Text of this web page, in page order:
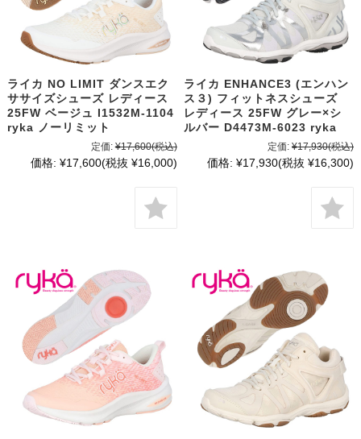
ライカ NO LIMIT ダンスエク
ササイズシューズ レディース
25FW ベージュ I1532M-1104
ryka ノーリミット
定価: ¥17,600(税込)
価格: ¥17,600(税抜 ¥16,000)
ライカ ENHANCE3 (エンハン
ス３) フィットネスシューズ
レディース 25FW グレー×シ
ルバー D4473M-6023 ryka
定価: ¥17,930(税込)
価格: ¥17,930(税抜 ¥16,300)